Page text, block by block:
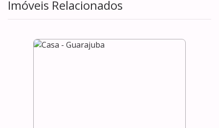
Imóveis Relacionados